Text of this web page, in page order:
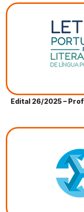
Edital 26/2025 –